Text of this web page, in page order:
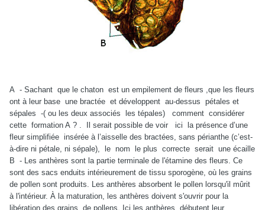
A - Sachant que le chaton est un empilement de fleurs ,que les fleurs
ont à leur base une bractée et développent au-dessus pétales et
sépales -( ou les deux associés les tépales) comment considérer
cette formation A ? . Il serait possible de voir ici la présence d’une
fleur simplifiée insérée à l’aisselle des bractées, sans périanthe (c’est-
à-dire ni pétale, ni sépale), le nom le plus correcte serait une écaille
B - Les anthères sont la partie terminale de l'étamine des fleurs. Ce
sont des sacs enduits intérieurement de tissu sporogène, où les grains
de pollen sont produits. Les anthères absorbent le pollen lorsqu'il mûrit
à l'intérieur. À la maturation, les anthères doivent s'ouvrir pour la
libération des grains de pollens. Ici les anthères débutent leur